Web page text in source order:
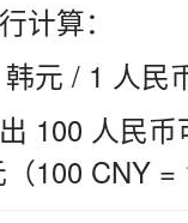
计算：
元 / 1 人民
100 人民
100 CNY =